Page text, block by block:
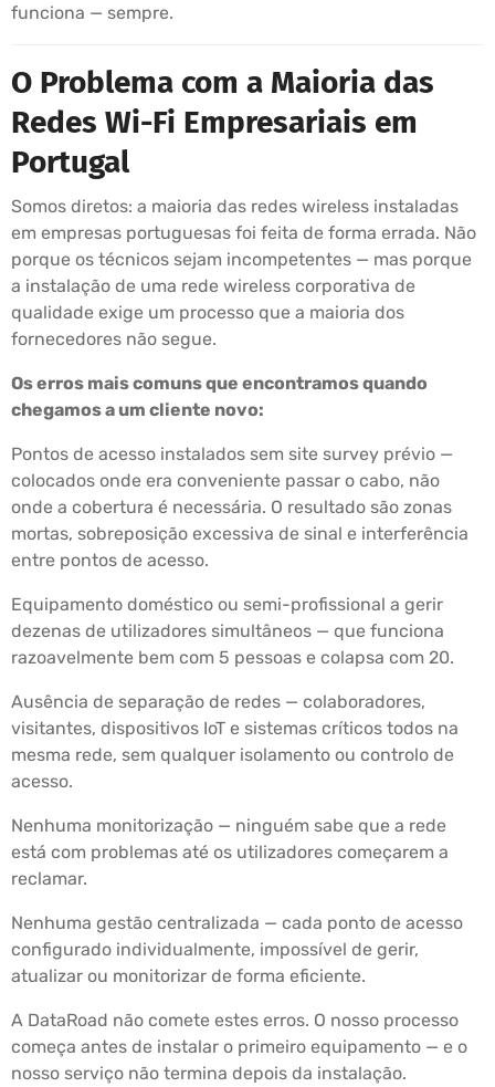
funciona — sempre.
O Problema com a Maioria das
Redes Wi-Fi Empresariais em
Portugal
Somos diretos: a maioria das redes wireless instaladas
em empresas portuguesas foi feita de forma errada. Não
porque os técnicos sejam incompetentes — mas porque
a instalação de uma rede wireless corporativa de
qualidade exige um processo que a maioria dos
fornecedores não segue.
Os erros mais comuns que encontramos quando
chegamos a um cliente novo:
Pontos de acesso instalados sem site survey prévio —
colocados onde era conveniente passar o cabo, não
onde a cobertura é necessária. O resultado são zonas
mortas, sobreposição excessiva de sinal e interferência
entre pontos de acesso.
Equipamento doméstico ou semi-profissional a gerir
dezenas de utilizadores simultâneos — que funciona
razoavelmente bem com 5 pessoas e colapsa com 20.
Ausência de separação de redes — colaboradores,
visitantes, dispositivos IoT e sistemas críticos todos na
mesma rede, sem qualquer isolamento ou controlo de
acesso.
Nenhuma monitorização — ninguém sabe que a rede
está com problemas até os utilizadores começarem a
reclamar.
Nenhuma gestão centralizada — cada ponto de acesso
configurado individualmente, impossível de gerir,
atualizar ou monitorizar de forma eficiente.
A DataRoad não comete estes erros. O nosso processo
começa antes de instalar o primeiro equipamento — e o
nosso serviço não termina depois da instalação.